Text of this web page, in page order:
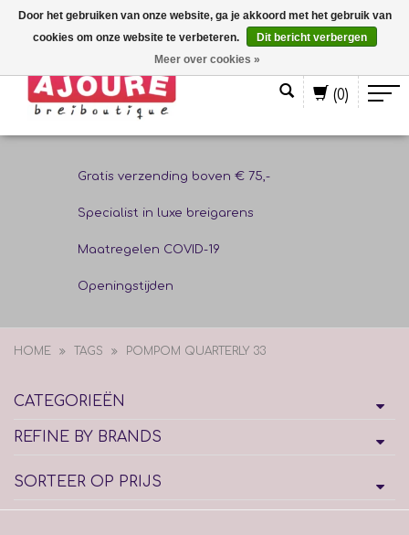
(0)
Gratis verzending boven € 75,-
Specialist in luxe breigarens
Maatregelen COVID-19
Openingstijden
HOME TAGS POMPOM QUARTERLY 33
CATEGORIEËN
REFINE BY BRANDS
SORTEER OP PRIJS
Door het gebruiken van onze website, ga je akkoord met het gebruik van
cookies om onze website te verbeteren.
Dit bericht verbergen
Meer over cookies »